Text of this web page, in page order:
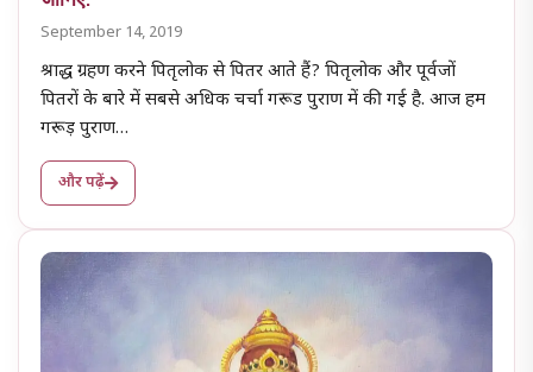
September 14, 2019
श्राद्ध ग्रहण करने पितृलोक से पितर आते हैं? पितृलोक और पूर्वजों
पितरों के बारे में सबसे अधिक चर्चा गरूड पुराण में की गई है. आज हम
गरूड़ पुराण…
और पढ़ें